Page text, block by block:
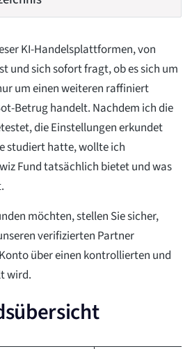
KI-Handelsplattformen, von
und sich sofort fragt, ob es sich um
um einen weiteren raffiniert
Betrug handelt. Nachdem ich die
die Einstellungen erkundet
studiert hatte, wollte ich
Fund tatsächlich bietet und was
möchten, stellen Sie sicher,
verifizierten Partner
über einen kontrollierten und
wird.